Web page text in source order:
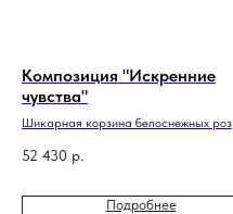
Композиция "Искренние
чувства"
Шикарная корзина белоснежных роз
52 430 р.
Подробнее